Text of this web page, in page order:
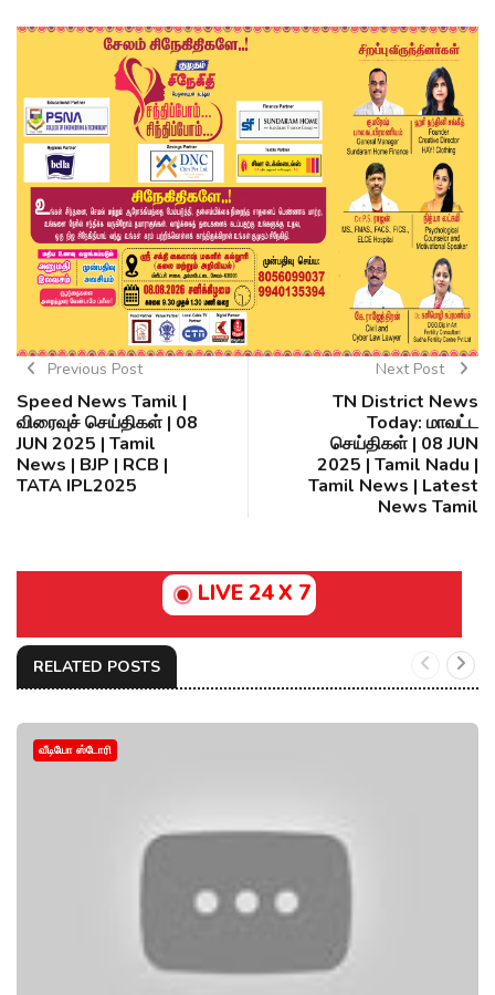
Previous Post
Speed News Tamil |
விரைவுச் செய்திகள் | 08
JUN 2025 | Tamil
News | BJP | RCB |
TATA IPL2025
Next Post
TN District News
Today: மாவட்ட
செய்திகள் | 08 JUN
2025 | Tamil Nadu |
Tamil News | Latest
News Tamil
LIVE 24 X 7
RELATED POSTS
வீடியோ ஸ்டோரி